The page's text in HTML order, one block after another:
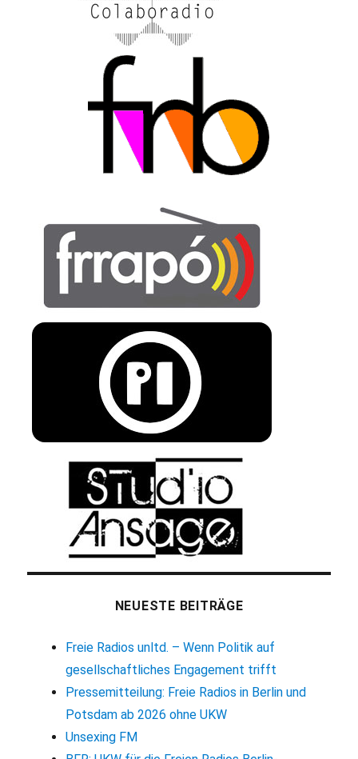
NEUESTE BEITRÄGE
Freie Radios unltd. – Wenn Politik auf
gesellschaftliches Engagement trifft
Pressemitteilung: Freie Radios in Berlin und
Potsdam ab 2026 ohne UKW
Unsexing FM